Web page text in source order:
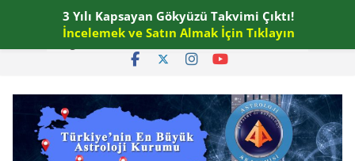
content
Perşembe, Ağustos 6, 2026
3 Yılı Kapsayan Gökyüzü Takvimi Çıktı!
İncelemek ve Satın Almak İçin Tıklayın